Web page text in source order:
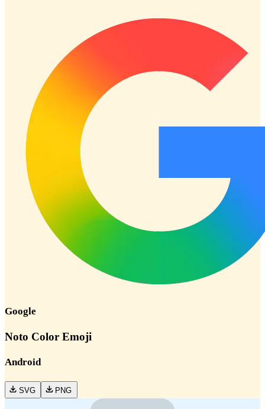
Google
Noto Color Emoji
Android
SVG PNG